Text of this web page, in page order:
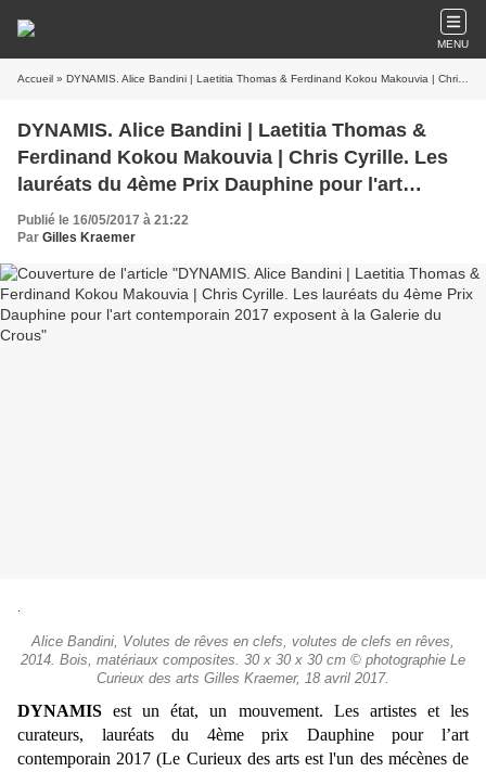
MENU
Accueil » DYNAMIS. Alice Bandini | Laetitia Thomas & Ferdinand Kokou Makouvia | Chris Cyrille. Les lauréats du 4ème Prix Dauphine pour l'art contemporain 2017 exposent à la Galerie du Crous
DYNAMIS. Alice Bandini | Laetitia Thomas &
Ferdinand Kokou Makouvia | Chris Cyrille. Les
lauréats du 4ème Prix Dauphine pour l'art
contemporain 2017 exposent à la Galerie du
Crous
Publié le 16/05/2017 à 21:22
Par Gilles Kraemer
.
Alice Bandini, Volutes de rêves en clefs, volutes de clefs en rêves,
2014. Bois, matériaux composites. 30 x 30 x 30 cm © photographie Le
Curieux des arts Gilles Kraemer, 18 avril 2017.
DYNAMIS est un état, un mouvement. Les artistes et les
curateurs, lauréats du 4ème prix Dauphine pour l’art
contemporain 2017 (Le Curieux des arts est l'un des mécènes de